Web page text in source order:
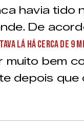
havia tido
De
lá há cerca de 9
muito bem
depois que